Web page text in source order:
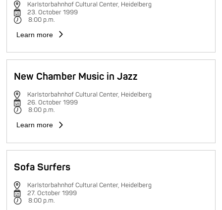
Karlstorbahnhof Cultural Center, Heidelberg
23. October 1999
8:00 p.m.
Learn more
New Chamber Music in Jazz
Karlstorbahnhof Cultural Center, Heidelberg
26. October 1999
8:00 p.m.
Learn more
Sofa Surfers
Karlstorbahnhof Cultural Center, Heidelberg
27. October 1999
8:00 p.m.